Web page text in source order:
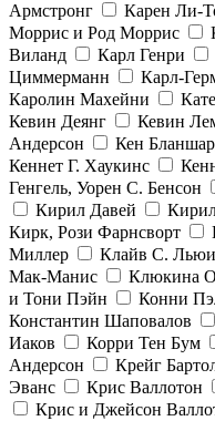
Армстронг
Карен Ли-
Моррис и Род Моррис
Виланд
Карл Генри
Циммерманн
Карл-
Каролин Махейни
Кевин Деянг
Кевин
Андерсон
Кен
Кеннет Г. Хаукинс
Генгель, Уорен С. Бенсон
Кирил Давей
Кирк, Рози Фарнсворт
Миллер
Клайв С.
Мак-Манис
Клюкина
и Тони Пэйн
Конни
Константин Шаповалов
Иаков
Корри Тен Бум
Андерсон
Крейг
Эванс
Крис Валлотон
Крис и Джейсон